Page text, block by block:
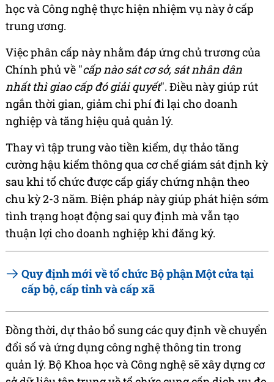
học và Công nghệ thực hiện nhiệm vụ này ở cấp
trung ương.
Việc phân cấp này nhằm đáp ứng chủ trương của
Chính phủ về "cấp nào sát cơ sở, sát nhân dân
nhất thì giao cấp đó giải quyết". Điều này giúp rút
ngắn thời gian, giảm chi phí đi lại cho doanh
nghiệp và tăng hiệu quả quản lý.
Thay vì tập trung vào tiền kiểm, dự thảo tăng
cường hậu kiểm thông qua cơ chế giám sát định kỳ
sau khi tổ chức được cấp giấy chứng nhận theo
chu kỳ 2-3 năm. Biện pháp này giúp phát hiện sớm
tình trạng hoạt động sai quy định mà vẫn tạo
thuận lợi cho doanh nghiệp khi đăng ký.
Quy định mới về tổ chức Bộ phận Một cửa tại
cấp bộ, cấp tỉnh và cấp xã
Đồng thời, dự thảo bổ sung các quy định về chuyển
đổi số và ứng dụng công nghệ thông tin trong
quản lý. Bộ Khoa học và Công nghệ sẽ xây dựng cơ